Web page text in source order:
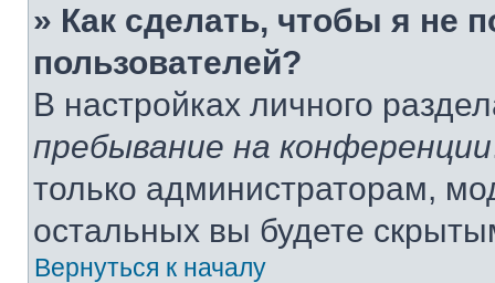
» Как сделать, чтобы я не
пользователей?
В настройках личного
пребывание на конференции
только администраторам,
остальных вы будете
Вернуться к началу